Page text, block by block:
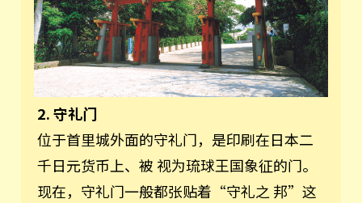
2. 守礼门
位于首里城外面的守礼门，是印刷在日本二
千日元货币上、被 视为琉球王国象征的门。
现在，守礼门一般都张贴着“守礼之 邦”这